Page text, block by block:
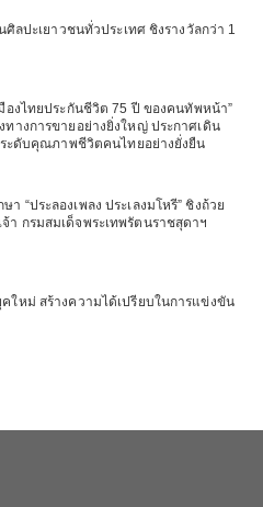
ศิลปะเยาวชนทั่วประเทศ ชิงรางวัลกว่า 1
องไทยประกันชีวิต 75 ปี ของคนทัพหน้า”
างการขายอย่างยิ่งใหญ่ ประกาศเดิน
ระดับคุณภาพชีวิตคนไทยอย่างยั่งยืน
“ประลองเพลง ประเลงมโหรี” ชิงถ้วย
า กรมสมเด็จพระเทพรัตนราชสุดาฯ
ใหม่ สร้างความได้เปรียบในการแข่งขัน